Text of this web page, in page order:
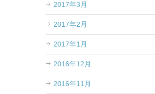
2017年3月
2017年2月
2017年1月
2016年12月
2016年11月